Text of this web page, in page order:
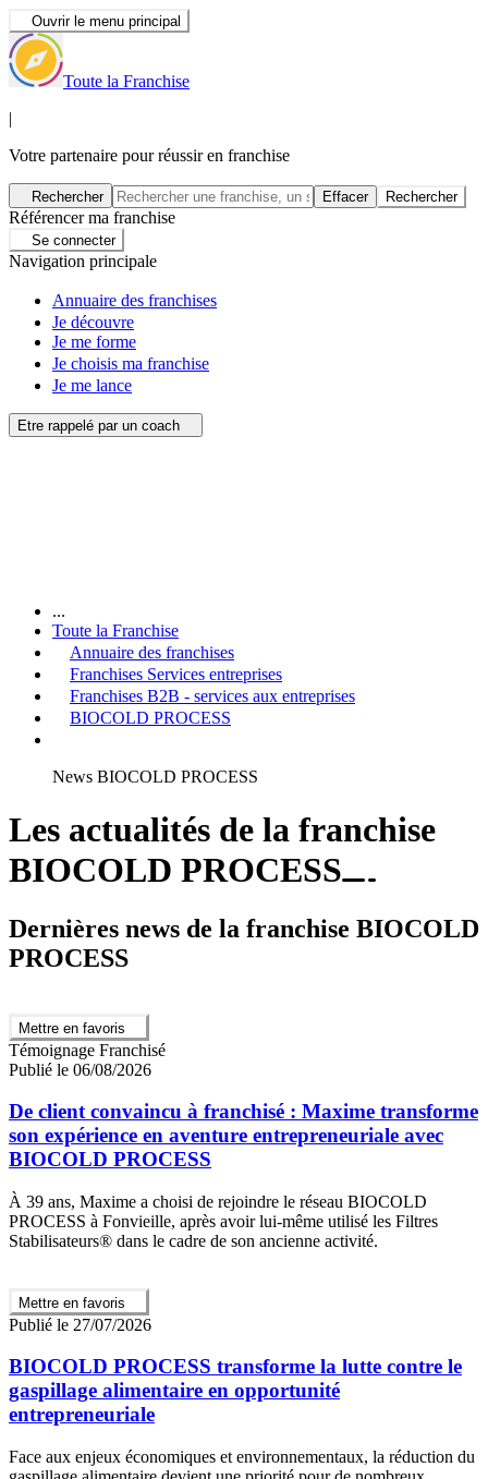
Ouvrir le menu principal
Toute la Franchise
|
Votre partenaire pour réussir en franchise
Rechercher Effacer Rechercher
Référencer ma franchise
Se connecter
Navigation principale
Annuaire des franchises
Je découvre
Je me forme
Je choisis ma franchise
Je me lance
Etre rappelé par un coach
...
Toute la Franchise
Annuaire des franchises
Franchises Services entreprises
Franchises B2B - services aux entreprises
BIOCOLD PROCESS
News BIOCOLD PROCESS
Les actualités de la franchise
BIOCOLD PROCESS
Dernières news de la franchise BIOCOLD
PROCESS
Mettre en favoris
Témoignage Franchisé
Publié le 06/08/2026
De client convaincu à franchisé : Maxime transforme
son expérience en aventure entrepreneuriale avec
BIOCOLD PROCESS
À 39 ans, Maxime a choisi de rejoindre le réseau BIOCOLD
PROCESS à Fonvieille, après avoir lui-même utilisé les Filtres
Stabilisateurs® dans le cadre de son ancienne activité.
Mettre en favoris
Publié le 27/07/2026
BIOCOLD PROCESS transforme la lutte contre le
gaspillage alimentaire en opportunité
entrepreneuriale
Face aux enjeux économiques et environnementaux, la réduction du